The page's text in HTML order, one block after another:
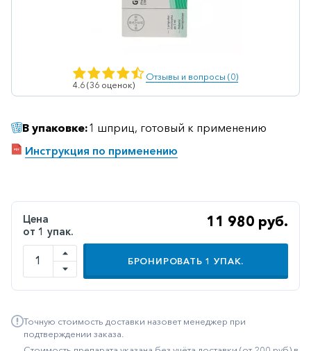
Гематологические
Гинекология
Дерматологические
Диабетические
Желудочно-
кишечные
Иммуностимуляторы
4.6 (36 оценок)
Отзывы и вопросы (0)
В упаковке:1 шприц, готовый к применению
Инструкция по применению
Цена
от 1 упак.
11 980 руб.
БРОНИРОВАТЬ 1 УПАК.
Точную стоимость доставки назовет менеджер при
подтверждении заказа.